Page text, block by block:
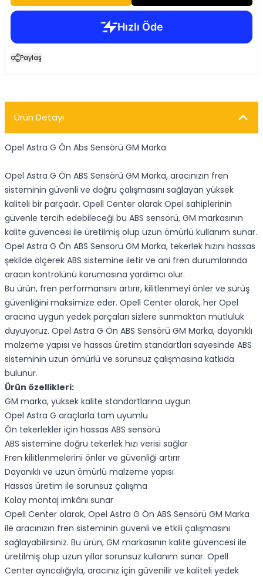
Paylaş
Ürün Detayı
Opel Astra G Ön Abs Sensörü GM Marka
Opel Astra G Ön ABS Sensörü GM Marka, aracınızın fren
sisteminin güvenli ve doğru çalışmasını sağlayan yüksek
kaliteli bir parçadır. Opell Center olarak Opel sahiplerinin
güvenle tercih edebileceği bu ABS sensörü, GM markasının
kalite güvencesi ile üretilmiş olup uzun ömürlü kullanım sunar.
Opel Astra G Ön ABS Sensörü GM Marka, tekerlek hızını hassas
şekilde ölçerek ABS sistemine iletir ve ani fren durumlarında
aracın kontrolünü korumasına yardımcı olur.
Bu ürün, fren performansını artırır, kilitlenmeyi önler ve sürüş
güvenliğini maksimize eder. Opell Center olarak, her Opel
aracına uygun yedek parçaları sizlere sunmaktan mutluluk
duyuyoruz. Opel Astra G Ön ABS Sensörü GM Marka, dayanıklı
malzeme yapısı ve hassas üretim standartları sayesinde ABS
sisteminin uzun ömürlü ve sorunsuz çalışmasına katkıda
bulunur.
Ürün özellikleri:
GM marka, yüksek kalite standartlarına uygun
Opel Astra G araçlarla tam uyumlu
Ön tekerlekler için hassas ABS sensörü
ABS sistemine doğru tekerlek hızı verisi sağlar
Fren kilitlenmelerini önler ve güvenliği artırır
Dayanıklı ve uzun ömürlü malzeme yapısı
Hassas üretim ile sorunsuz çalışma
Kolay montaj imkânı sunar
Opell Center olarak, Opel Astra G Ön ABS Sensörü GM Marka
ile aracınızın fren sisteminin güvenli ve etkili çalışmasını
sağlayabilirsiniz. Bu ürün, GM markasının kalite güvencesi ile
üretilmiş olup uzun yıllar sorunsuz kullanım sunar. Opell
Center ayrıcalığıyla, aracınız için güvenilir ve kaliteli yedek